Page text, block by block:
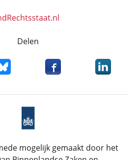
Delen
X dit item op Bluesky
Deel dit item opDeel dit
mogelijk gemaakt door het